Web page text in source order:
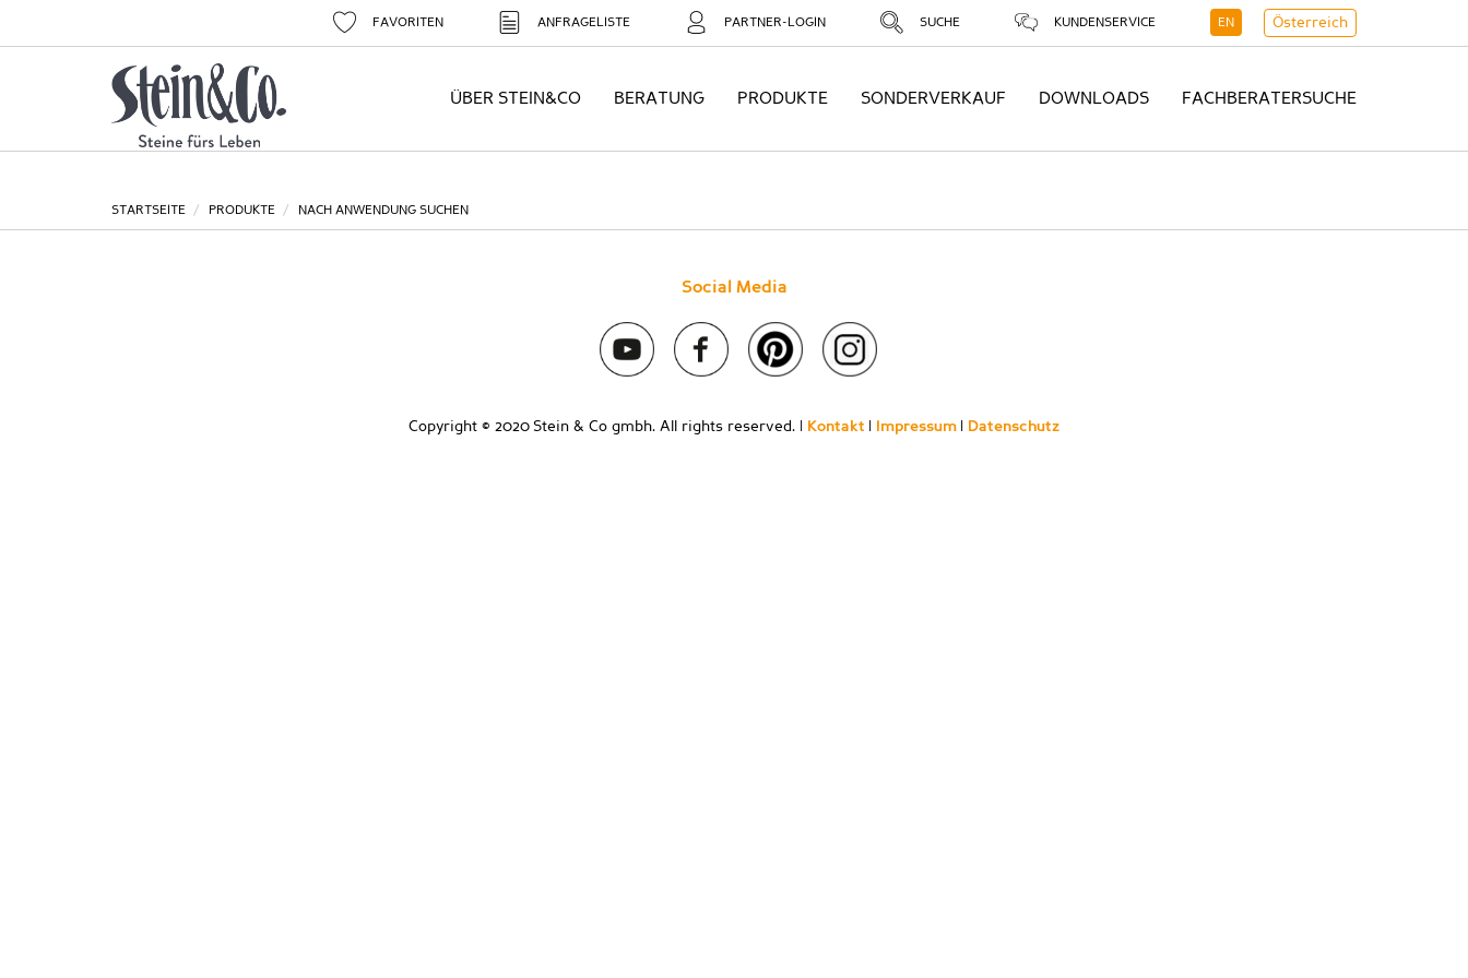
FAVORITEN ANFRAGELISTE PARTNER-LOGIN SUCHE KUNDENSERVICE EN Österreich
ÜBER STEIN&CO BERATUNG PRODUKTE SONDERVERKAUF DOWNLOADS FACHBERATERSUCHE
STARTSEITE PRODUKTE NACH ANWENDUNG SUCHEN
Social Media
Copyright © 2020 Stein & Co gmbh. All rights reserved. | Kontakt Impressum Datenschutz